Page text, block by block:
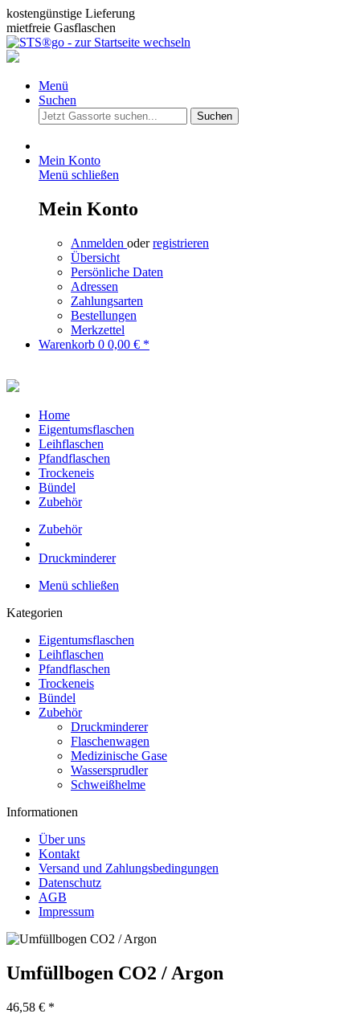
kostengünstige Lieferung
mietfreie Gasflaschen
Menü
Suchen
Suchen
Mein Konto
Menü schließen
Mein Konto
Anmelden oderregistrieren
Übersicht
Persönliche Daten
Adressen
Zahlungsarten
Bestellungen
Merkzettel
Warenkorb 0 0,00 € *
Home
Eigentumsflaschen
Leihflaschen
Pfandflaschen
Trockeneis
Bündel
Zubehör
Zubehör
Druckminderer
Menü schließen
Kategorien
Eigentumsflaschen
Leihflaschen
Pfandflaschen
Trockeneis
Bündel
Zubehör
Druckminderer
Flaschenwagen
Medizinische Gase
Wassersprudler
Schweißhelme
Informationen
Über uns
Kontakt
Versand und Zahlungsbedingungen
Datenschutz
AGB
Impressum
Umfüllbogen CO2 / Argon
46,58 € *